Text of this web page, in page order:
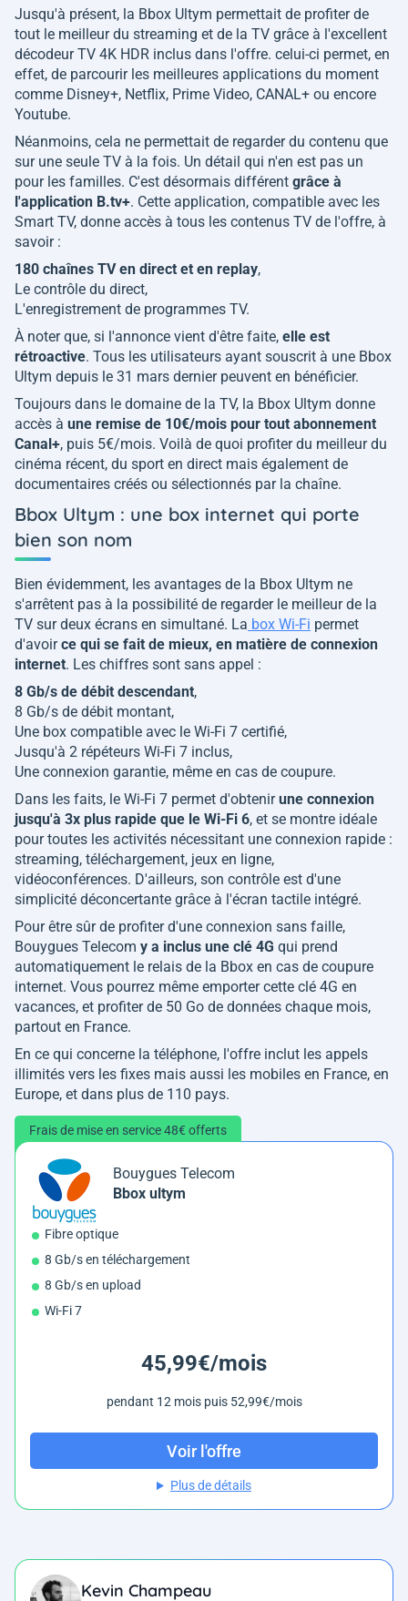
Jusqu'à présent, la Bbox Ultym permettait de profiter de
tout le meilleur du streaming et de la TV grâce à l'excellent
décodeur TV 4K HDR inclus dans l'offre. celui-ci permet, en
effet, de parcourir les meilleures applications du moment
comme Disney+, Netflix, Prime Video, CANAL+ ou encore
Youtube.
Néanmoins, cela ne permettait de regarder du contenu que
sur une seule TV à la fois. Un détail qui n'en est pas un
pour les familles. C'est désormais différent grâce à
l'application B.tv+. Cette application, compatible avec les
Smart TV, donne accès à tous les contenus TV de l'offre, à
savoir :
180 chaînes TV en direct et en replay,
Le contrôle du direct,
L'enregistrement de programmes TV.
À noter que, si l'annonce vient d'être faite, elle est
rétroactive. Tous les utilisateurs ayant souscrit à une Bbox
Ultym depuis le 31 mars dernier peuvent en bénéficier.
Toujours dans le domaine de la TV, la Bbox Ultym donne
accès à une remise de 10€/mois pour tout abonnement
Canal+, puis 5€/mois. Voilà de quoi profiter du meilleur du
cinéma récent, du sport en direct mais également de
documentaires créés ou sélectionnés par la chaîne.
Bbox Ultym : une box internet qui porte
bien son nom
Bien évidemment, les avantages de la Bbox Ultym ne
s'arrêtent pas à la possibilité de regarder le meilleur de la
TV sur deux écrans en simultané. La box Wi-Fi permet
d'avoirce qui se fait de mieux, en matière de connexion
internet. Les chiffres sont sans appel :
8 Gb/s de débit descendant,
8 Gb/s de débit montant,
Une box compatible avec le Wi-Fi 7 certifié,
Jusqu'à 2 répéteurs Wi-Fi 7 inclus,
Une connexion garantie, même en cas de coupure.
Dans les faits, le Wi-Fi 7 permet d'obtenirune connexion
jusqu'à 3x plus rapide que le Wi-Fi 6, et se montre idéale
pour toutes les activités nécessitant une connexion rapide :
streaming, téléchargement, jeux en ligne,
vidéoconférences. D'ailleurs, son contrôle est d'une
simplicité déconcertante grâce à l'écran tactile intégré.
Pour être sûr de profiter d'une connexion sans faille,
Bouygues Telecom y a inclus une clé 4G qui prend
automatiquement le relais de la Bbox en cas de coupure
internet. Vous pourrez même emporter cette clé 4G en
vacances, et profiter de 50 Go de données chaque mois,
partout en France.
En ce qui concerne la téléphone, l'offre inclut les appels
illimités vers les fixes mais aussi les mobiles en France, en
Europe, et dans plus de 110 pays.
Frais de mise en service 48€ offerts
Bouygues Telecom
Bbox ultym
Fibre optique
8 Gb/s en téléchargement
8 Gb/s en upload
Wi-Fi 7
45,99€/mois
pendant 12 mois puis 52,99€/mois
Voir l'offre
Plus de détails
Kevin Champeau